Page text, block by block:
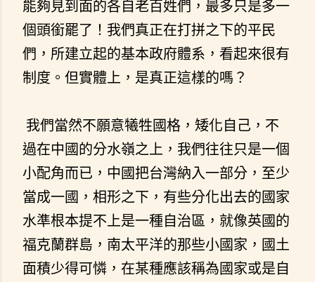
能夠見到面的各自老百姓們，最多只是多一
個頭銜罷了！我們真正在打拼之下的平民
們，所建立起的基本政府體系，看起來很有
制度。但實體上，是真正這樣的嗎？
我們當然不願意犧牲國格，矮化自己，不
過在中國的分水嶺之上，我們往往只是一個
小配角而已，中國把台灣納入一部分，至少
當成一國，相形之下，有些分化出去的國家
水準根本提不上是一種自治區，就像英國的
福克蘭群島，南太平洋的那些小國家，國土
面積少得可憐，在某種應該稱為國家或是自